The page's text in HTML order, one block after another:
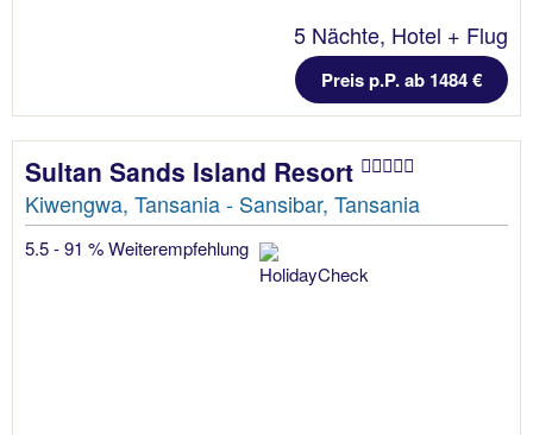
5 Nächte, Hotel + Flug
Preis p.P. ab 1484 €
Sultan Sands Island Resort
Kiwengwa, Tansania - Sansibar, Tansania
5.5 - 91 % Weiterempfehlung